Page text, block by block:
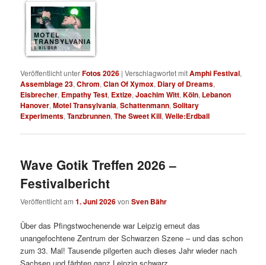
MOTEL
TRANSYLVANIA
8 BILDER
Veröffentlicht unterFotos 2026 |Verschlagwortet mitAmphi Festival,
Assemblage 23,Chrom,Clan Of Xymox, Diary of Dreams,
Eisbrecher, Empathy Test, Extize,Joachim Witt,Köln, Lebanon
Hanover,Motel Transylvania,Schattenmann,Solitary
Experiments,Tanzbrunnen,The Sweet Kill,Welle:Erdball
Wave Gotik Treffen 2026 –
Festivalbericht
Veröffentlicht am1. Juni 2026vonSven Bähr
Über das Pfingstwochenende war Leipzig erneut das
unangefochtene Zentrum der Schwarzen Szene – und das schon
zum 33. Mal! Tausende pilgerten auch dieses Jahr wieder nach